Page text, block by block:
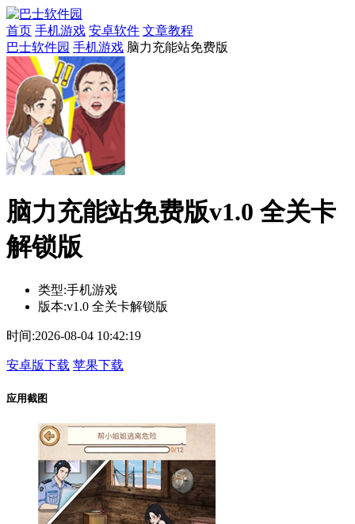
首页 手机游戏 安卓软件 文章教程
巴士软件园 手机游戏 脑力充能站免费版
脑力充能站免费版v1.0 全关卡
解锁版
类型:手机游戏
版本:v1.0 全关卡解锁版
时间:2026-08-04 10:42:19
安卓版下载 苹果下载
应用截图